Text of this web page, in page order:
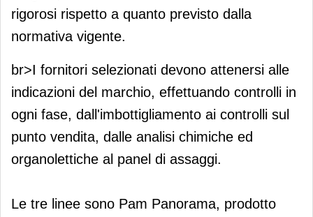
rigorosi rispetto a quanto previsto dalla
normativa vigente.
br>I fornitori selezionati devono attenersi alle
indicazioni del marchio, effettuando controlli in
ogni fase, dall'imbottigliamento ai controlli sul
punto vendita, dalle analisi chimiche ed
organolettiche al panel di assaggi.
Le tre linee sono Pam Panorama, prodotto